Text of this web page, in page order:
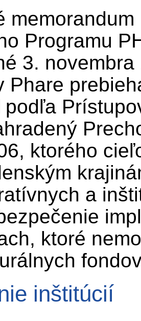
Programu
3.
Phare
podľa
ktorého
a
ktoré
inštitúcií